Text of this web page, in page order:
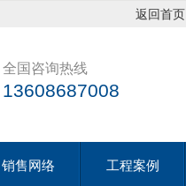
返回首页
全国咨询热线
13608687008
销售网络 工程案例